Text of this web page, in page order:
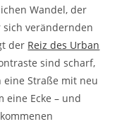
Wandel, der
verändernden
der Reiz des Urban
sind scharf,
Straße mit neu
eine Ecke – und